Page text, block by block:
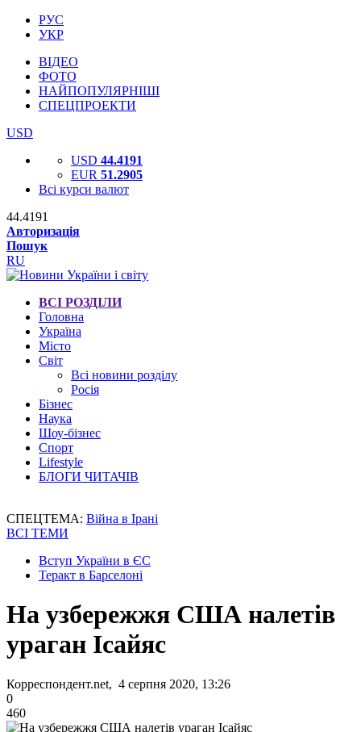
РУС
УКР
ВІДЕО
ФОТО
НАЙПОПУЛЯРНІШІ
СПЕЦПРОЕКТИ
USD
USD 44.4191
EUR 51.2905
Всі курси валют
44.4191
Авторизація
Пошук
RU
ВСІ РОЗДІЛИ
Головна
Україна
Місто
Світ
Всі новини розділу
Росія
Бізнес
Наука
Шоу-бізнес
Спорт
Lifestyle
БЛОГИ ЧИТАЧІВ
СПЕЦТЕМА: Війна в Ірані
ВСІ ТЕМИ
Вступ України в ЄС
Теракт в Барселоні
На узбережжя США налетів
ураган Ісайяс
Корреспондент.net, 4 серпня 2020, 13:26
0
460